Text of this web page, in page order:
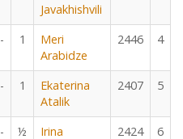
Javakhishvili
- 1
Meri
Arabidze
2446 4
- 1
Ekaterina
Atalik
2407 5
- ½
Irina
2424 6